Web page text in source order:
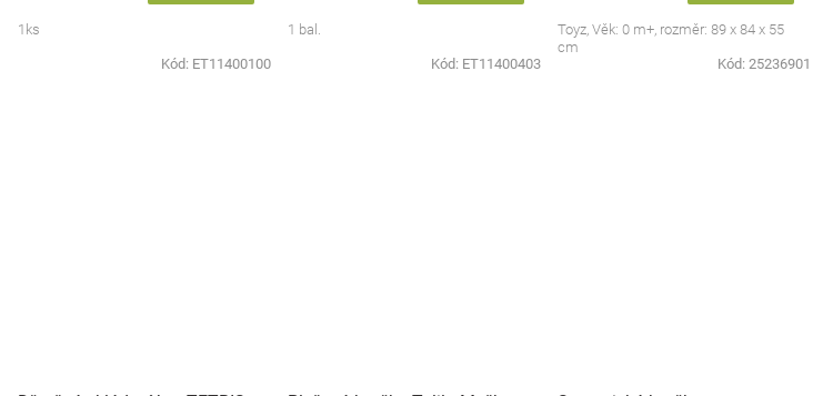
1ks
Kód: ET11400100
1 bal.
Kód: ET11400403
Toyz, Věk: 0 m+, rozměr: 89 x 84 x 55
cm
Kód: 25236901